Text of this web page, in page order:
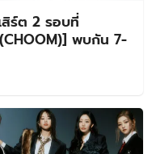
สิร์ต 2 รอบที่
พบกัน 7-